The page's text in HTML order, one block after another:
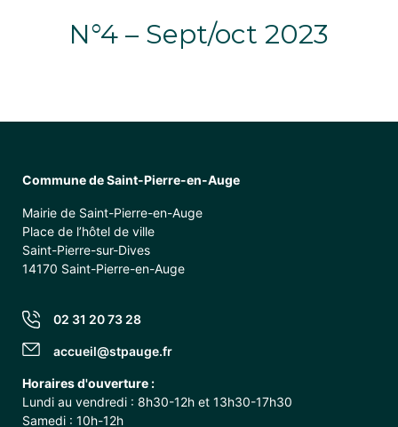
N°4 – Sept/oct 2023
Commune de Saint-Pierre-en-Auge
Mairie de Saint-Pierre-en-Auge
Place de l’hôtel de ville
Saint-Pierre-sur-Dives
14170 Saint-Pierre-en-Auge
02 31 20 73 28
accueil@stpauge.fr
Horaires d'ouverture :
Lundi au vendredi : 8h30-12h et 13h30-17h30
Samedi : 10h-12h